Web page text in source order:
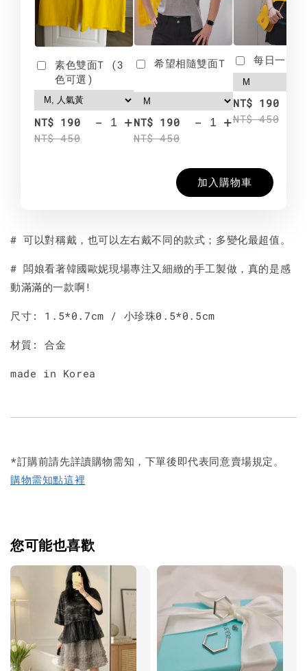
素色雙面T (3
色可選)
NT$ 190
NT$ 450
- +
希望相隨雙面T
NT$ 190
NT$ 450
- +
每日一笑
NT$ 190
NT$ 450
加入購物車
# 可以對稱戴，也可以左右戴不同的款式；多變化最超值。
# 闆娘看著韓國歐妮現場專注又細緻的手工製做，真的是感
動滿滿的一款啊!
尺寸: 1.5*0.7cm / 小珍珠0.5*0.5cm
材質: 合金
made in Korea
*訂購前請先詳讀購物需知，下單後即代表同意賣場規定。
購物需知點這裡
您可能也喜歡